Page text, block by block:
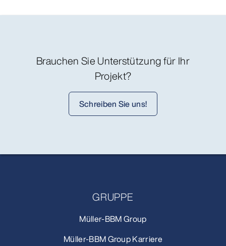
Brauchen Sie Unterstützung für Ihr
Projekt?
Schreiben Sie uns!
GRUPPE
Müller-BBM Group
Müller-BBM Group Karriere